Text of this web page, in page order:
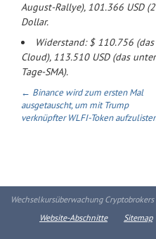
August-Rallye), 101.366 USD
Dollar.
Widerstand: $ 110.756
Cloud), 113.510 USD (das
Tage-SMA).
← Binance wird zum ersten Mal
ausgetauscht, um mit Trump
verknüpfter WLFI-Token
Wechselkursüberwachung
Website-Abschnitte
Sitemap